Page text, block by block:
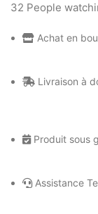
32 People
Achat en
Livraison à
Produit sous
Assistance